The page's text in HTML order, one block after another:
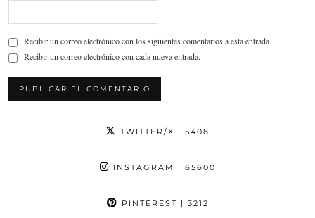
Recibir un correo electrónico con los siguientes comentarios a esta entrada.
Recibir un correo electrónico con cada nueva entrada.
TWITTER/X | 5408
INSTAGRAM | 65600
PINTEREST | 3212